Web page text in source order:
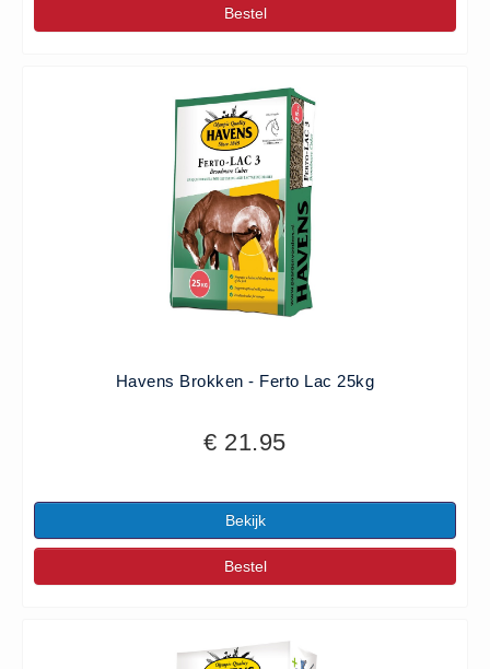
Bestel
Havens Brokken - Ferto Lac 25kg
€ 21.95
Bekijk
Bestel